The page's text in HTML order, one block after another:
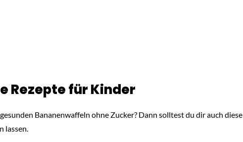
Rezepte für Kinder
Bananenwaffeln ohne Zucker? Dann solltest du dir auch diese
lassen.